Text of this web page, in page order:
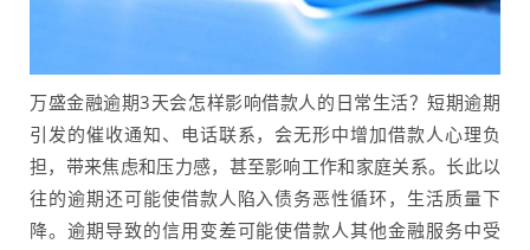
万盛金融逾期3天会怎样影响借款人的日常生活？短期逾期
引发的催收通知、电话联系，会无形中增加借款人心理负
担，带来焦虑和压力感，甚至影响工作和家庭关系。长此以
往的逾期还可能使借款人陷入债务恶性循环，生活质量下
降。逾期导致的信用变差可能使借款人其他金融服务中受